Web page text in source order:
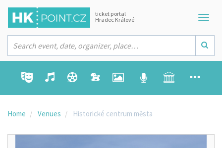
ticket portal
Hradec Králové
Home Venues Historické centrum města